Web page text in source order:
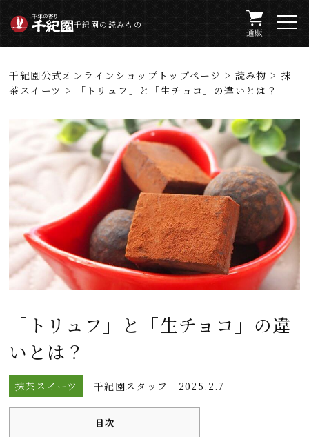
千紀園の読みもの
千紀園公式オンラインショップトップページ > 読み物 >抹
茶スイーツ > 「トリュフ」と「生チョコ」の違いとは？
「トリュフ」と「生チョコ」の違
いとは？
抹茶スイーツ 千紀園スタッフ 2025.2.7
目次